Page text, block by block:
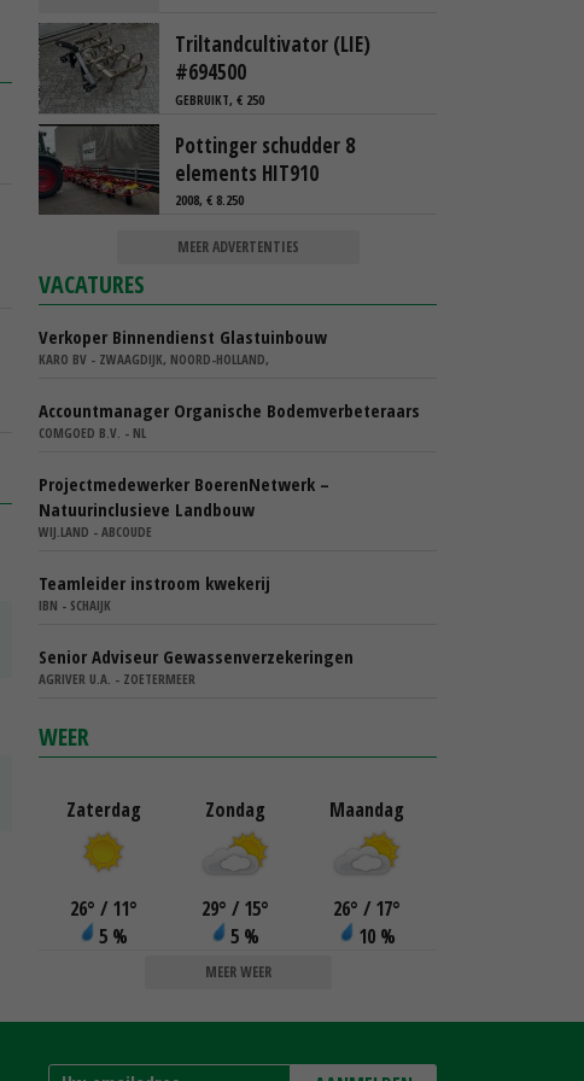
Triltandcultivator (LIE)
#694500
GEBRUIKT, € 250
Pottinger schudder 8
elements HIT910
2008, € 8.250
MEER ADVERTENTIES
VACATURES
Verkoper Binnendienst Glastuinbouw
KARO BV - ZWAAGDIJK, NOORD-HOLLAND,
Accountmanager Organische Bodemverbeteraars
COMGOED B.V. - NL
Projectmedewerker BoerenNetwerk –
Natuurinclusieve Landbouw
WIJ.LAND - ABCOUDE
Teamleider instroom kwekerij
IBN - SCHAIJK
Senior Adviseur Gewassenverzekeringen
AGRIVER U.A. - ZOETERMEER
WEER
Zaterdag
26° / 11°
5 %
Zondag
29° / 15°
5 %
Maandag
26° / 17°
10 %
MEER WEER